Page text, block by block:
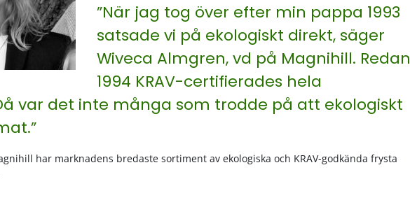
”När jag tog över efter min pappa 1993
satsade vi på ekologiskt direkt, säger
Wiveca Almgren, vd på Magnihill. Redan
1994 KRAV-certifierades hela
var det inte många som trodde på att ekologiskt
har marknadens bredaste sortiment av ekologiska och KRAV-godkända frysta